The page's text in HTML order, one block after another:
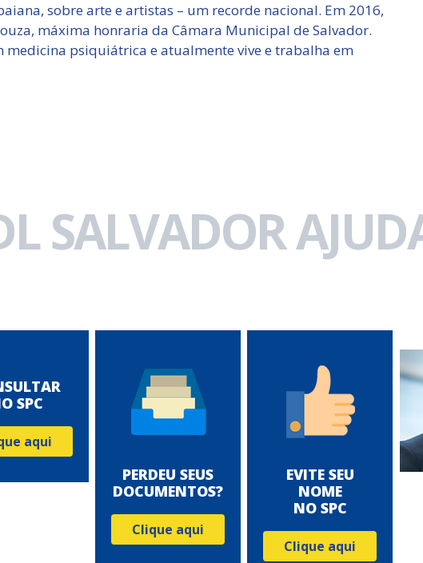
sobre arte e artistas – um recorde nacional. Em 2016,
máxima honraria da Câmara Municipal de Salvador.
medicina psiquiátrica e atualmente vive e trabalha em
SALVADOR
SPC
aqui
PERDEU SEUS
DOCUMENTOS?
Clique aqui
EVITE SEU
NOME
NO SPC
Clique aqui